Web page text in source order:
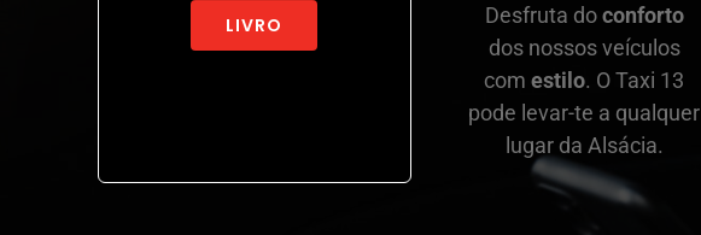
LIVRO Desfruta doconforto
dos nossos veículos
comestilo. O Taxi 13
pode levar-te a qualquer
lugar da Alsácia.